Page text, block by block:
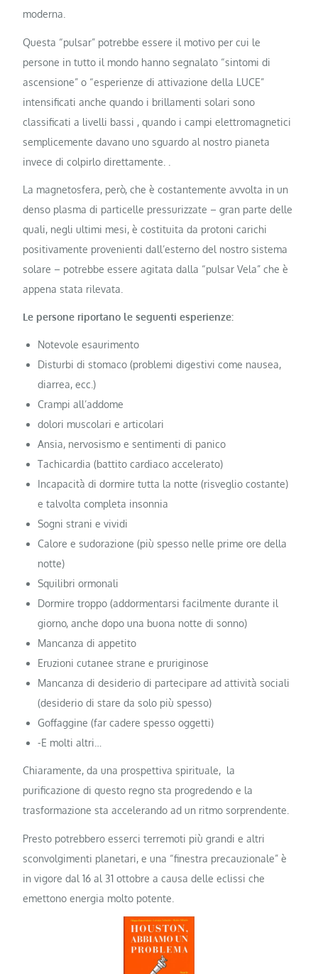
moderna.
Questa “pulsar” potrebbe essere il motivo per cui le
persone in tutto il mondo hanno segnalato “sintomi di
ascensione” o “esperienze di attivazione della LUCE”
intensificati anche quando i brillamenti solari sono
classificati a livelli bassi , quando i campi elettromagnetici
semplicemente davano uno sguardo al nostro pianeta
invece di colpirlo direttamente. .
La magnetosfera, però, che è costantemente avvolta in un
denso plasma di particelle pressurizzate – gran parte delle
quali, negli ultimi mesi, è costituita da protoni carichi
positivamente provenienti dall’esterno del nostro sistema
solare – potrebbe essere agitata dalla “pulsar Vela” che è
appena stata rilevata.
Le persone riportano le seguenti esperienze:
Notevole esaurimento
Disturbi di stomaco (problemi digestivi come nausea,
diarrea, ecc.)
Crampi all’addome
dolori muscolari e articolari
Ansia, nervosismo e sentimenti di panico
Tachicardia (battito cardiaco accelerato)
Incapacità di dormire tutta la notte (risveglio costante)
e talvolta completa insonnia
Sogni strani e vividi
Calore e sudorazione (più spesso nelle prime ore della
notte)
Squilibri ormonali
Dormire troppo (addormentarsi facilmente durante il
giorno, anche dopo una buona notte di sonno)
Mancanza di appetito
Eruzioni cutanee strane e pruriginose
Mancanza di desiderio di partecipare ad attività sociali
(desiderio di stare da solo più spesso)
Goffaggine (far cadere spesso oggetti)
-E molti altri…
Chiaramente, da una prospettiva spirituale, la
purificazione di questo regno sta progredendo e la
trasformazione sta accelerando ad un ritmo sorprendente.
Presto potrebbero esserci terremoti più grandi e altri
sconvolgimenti planetari, e una “finestra precauzionale” è
in vigore dal 16 al 31 ottobre a causa delle eclissi che
emettono energia molto potente.